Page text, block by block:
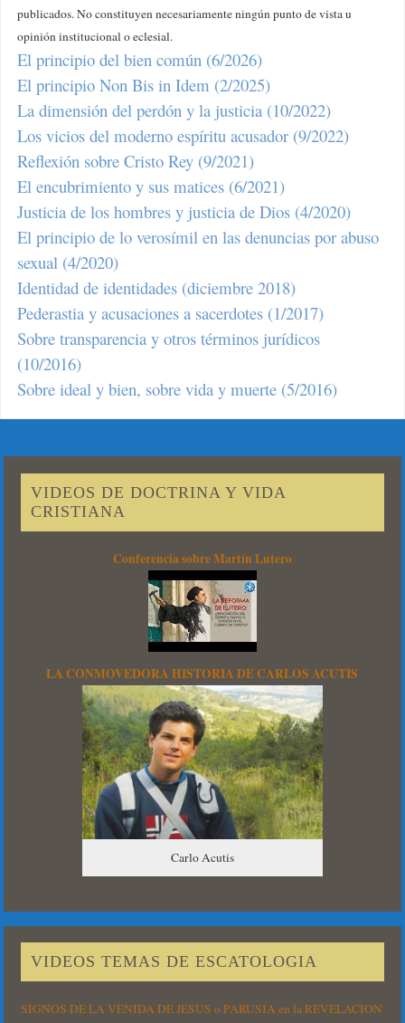
publicados. No constituyen necesariamente ningún punto de vista u
opinión institucional o eclesial.
El principio del bien común (6/2026)
El principio Non Bis in Idem (2/2025)
La dimensión del perdón y la justicia (10/2022)
Los vicios del moderno espíritu acusador (9/2022)
Reflexión sobre Cristo Rey (9/2021)
El encubrimiento y sus matices (6/2021)
Justicia de los hombres y justicia de Dios (4/2020)
El principio de lo verosímil en las denuncias por abuso
sexual (4/2020)
Identidad de identidades (diciembre 2018)
Pederastia y acusaciones a sacerdotes (1/2017)
Sobre transparencia y otros términos jurídicos
(10/2016)
Sobre ideal y bien, sobre vida y muerte (5/2016)
VIDEOS DE DOCTRINA Y VIDA
CRISTIANA
Conferencia sobre Martín Lutero
LA CONMOVEDORA HISTORIA DE CARLOS ACUTIS
Carlo Acutis
VIDEOS TEMAS DE ESCATOLOGIA
SIGNOS DE LA VENIDA DE JESUS o PARUSIA en la REVELACION